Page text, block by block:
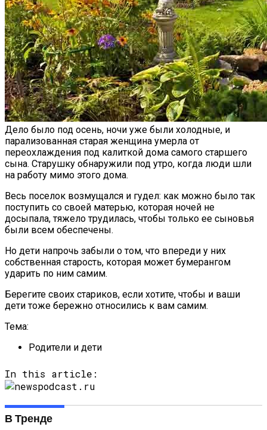
Дело было под осень, ночи уже были холодные, и
парализованная старая женщина умерла от
переохлаждения под калиткой дома самого старшего
сына. Старушку обнаружили под утро, когда люди шли
на работу мимо этого дома.
Весь поселок возмущался и гудел: как можно было так
поступить со своей матерью, которая ночей не
досыпала, тяжело трудилась, чтобы только ее сыновья
были всем обеспечены.
Но дети напрочь забыли о том, что впереди у них
собственная старость, которая может бумерангом
ударить по ним самим.
Берегите своих стариков, если хотите, чтобы и ваши
дети тоже бережно относились к вам самим.
Тема:
Родители и дети
In this article:
В Тренде